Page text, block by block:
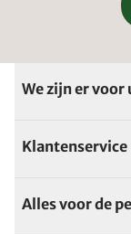
We zijn er voor
Klantenservice
Alles voor de